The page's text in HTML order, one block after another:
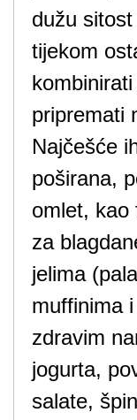
dužu
tijekom
pripremati
Najčešće
poširana,
omlet, kao
za
jelima
muffinima
zdravim
jogurta,
salate,